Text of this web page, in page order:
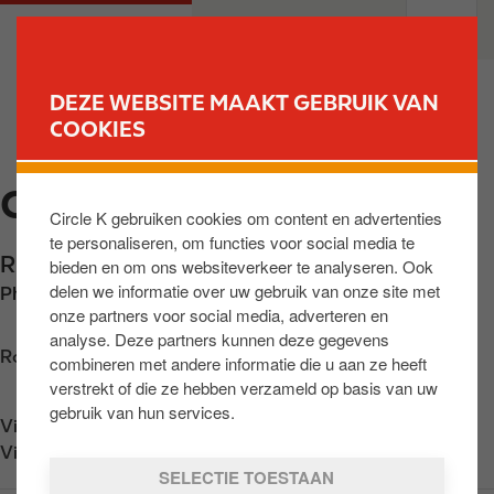
DEZE WEBSITE MAAKT GEBRUIK VAN
COOKIES
Circle K gebruiken cookies om content en advertenties
te personaliseren, om functies voor social media te
bieden en om ons websiteverkeer te analyseren. Ook
delen we informatie over uw gebruik van onze site met
onze partners voor social media, adverteren en
analyse. Deze partners kunnen deze gegevens
combineren met andere informatie die u aan ze heeft
verstrekt of die ze hebben verzameld op basis van uw
gebruik van hun services.
SELECTIE TOESTAAN
a
n
e
n
n
a
e
i
M
v
CHATELET
Rue de la Station 44,Châtelet,BE-6200,
Phone: +3271389351
Routebeschrijving opvragen
Vind ons op
Vind ons op